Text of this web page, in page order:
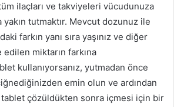
ilaçları ve takviyeleri vücudunuza
tutmaktır. Mevcut dozunuz ile
farkın yanı sıra yaşınız ve diğer
miktarın farkına
kullanıyorsanız, yutmadan önce
emin olun ve ardından
çözüldükten sonra içmesi için bir